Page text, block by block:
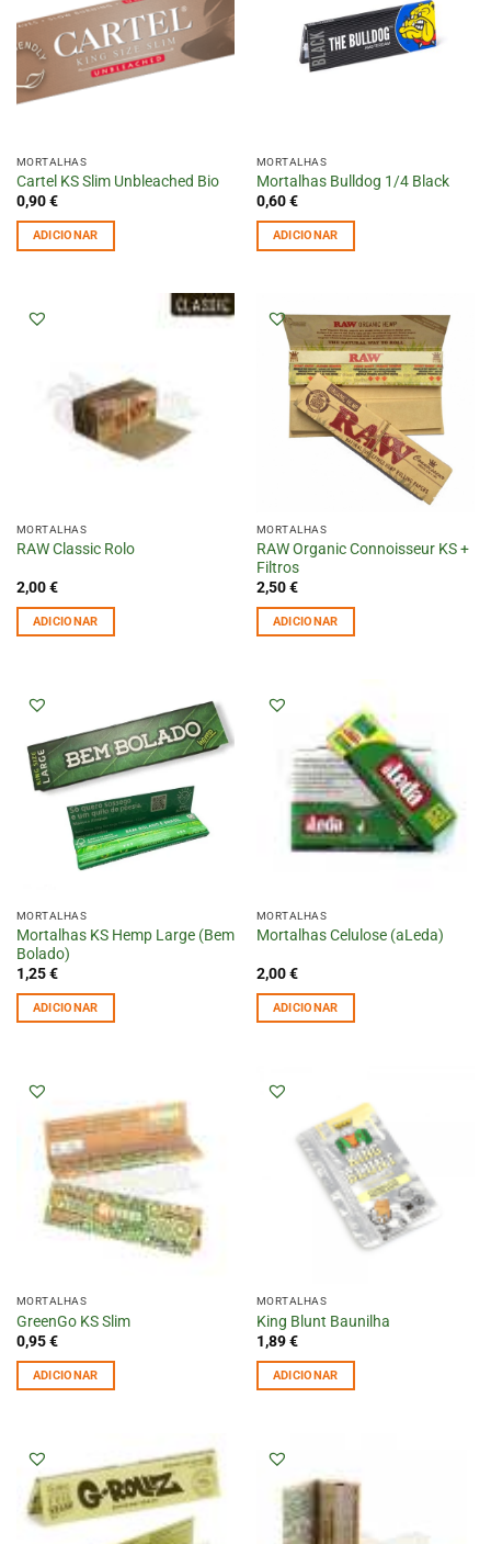
MORTALHAS
Cartel KS Slim Unbleached Bio
0,90€
ADICIONAR
MORTALHAS
Mortalhas Bulldog 1/4 Black
0,60€
ADICIONAR
MORTALHAS
RAW Classic Rolo
2,00€
ADICIONAR
MORTALHAS
RAW Organic Connoisseur KS +
Filtros
2,50€
ADICIONAR
MORTALHAS
Mortalhas KS Hemp Large (Bem
Bolado)
1,25€
ADICIONAR
MORTALHAS
Mortalhas Celulose (aLeda)
2,00€
ADICIONAR
MORTALHAS
GreenGo KS Slim
0,95€
ADICIONAR
MORTALHAS
King Blunt Baunilha
1,89€
ADICIONAR